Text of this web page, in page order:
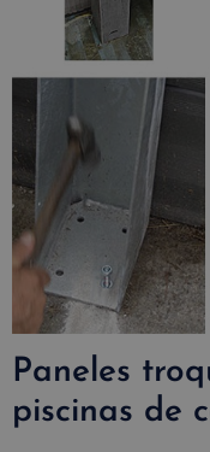
Paneles
piscinas de